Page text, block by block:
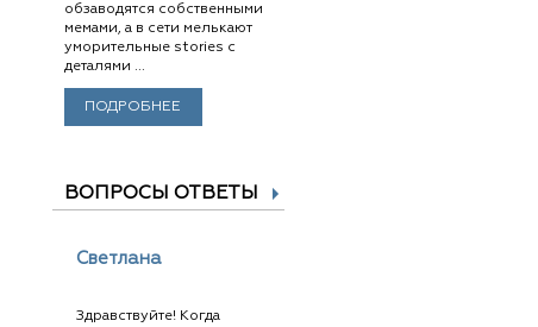
обзаводятся собственными
мемами, а в сети мелькают
уморительные stories с
деталями ...
ПОДРОБНЕЕ
ВОПРОСЫ ОТВЕТЫ
Светлана
Здравствуйте! Когда